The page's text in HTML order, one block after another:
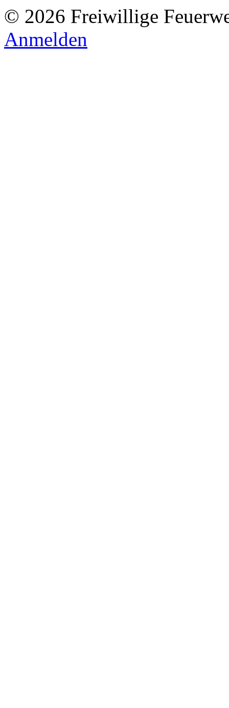
© 2026 Freiwillige
Anmelden